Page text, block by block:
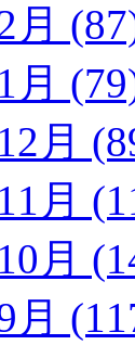
月
月
月
月
月
月